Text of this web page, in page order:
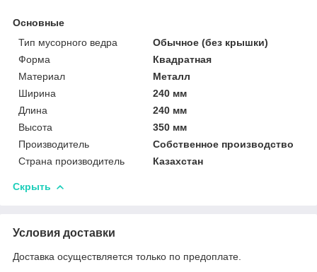
Основные
Тип мусорного ведра
Обычное (без крышки)
Форма
Квадратная
Материал
Металл
Ширина
240 мм
Длина
240 мм
Высота
350 мм
Производитель
Собственное производство
Страна производитель
Казахстан
Скрыть
Условия доставки
Доставка осуществляется только по предоплате.